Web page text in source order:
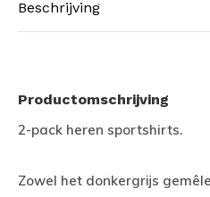
Beschrijving
Productomschrijving
2-pack heren sportshirts.
Zowel het donkergrijs